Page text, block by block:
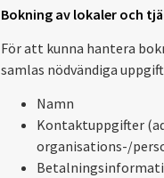
Bokning av lokaler och
För att kunna hantera
samlas nödvändiga
Namn
Kontaktuppgifter
organisations-/